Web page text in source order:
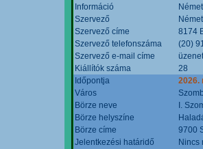
Információ
Szervező
Szervező címe
8174
Szervező telefonszáma
(20)
Szervező e-mail címe
Kiállítók száma
28
Időpontja
2026.
Város
Börze neve
I.
Börze helyszíne
Börze címe
9700
Jelentkezési határidő
Nincs